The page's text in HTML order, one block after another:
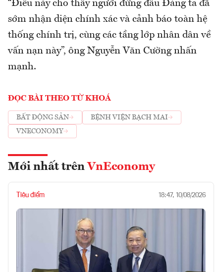
“Điều này cho thấy người đứng đầu Đảng ta đã
sớm nhận diện chính xác và cảnh báo toàn hệ
thống chính trị, cùng các tầng lớp nhân dân về
vấn nạn này”, ông Nguyễn Văn Cường nhấn
mạnh.
ĐỌC BÀI THEO TỪ KHOÁ
BẤT ĐỘNG SẢN
BỆNH VIỆN BẠCH MAI
VNECONOMY
Mới nhất trên VnEconomy
Tiêu điểm 18:47, 10/08/2026